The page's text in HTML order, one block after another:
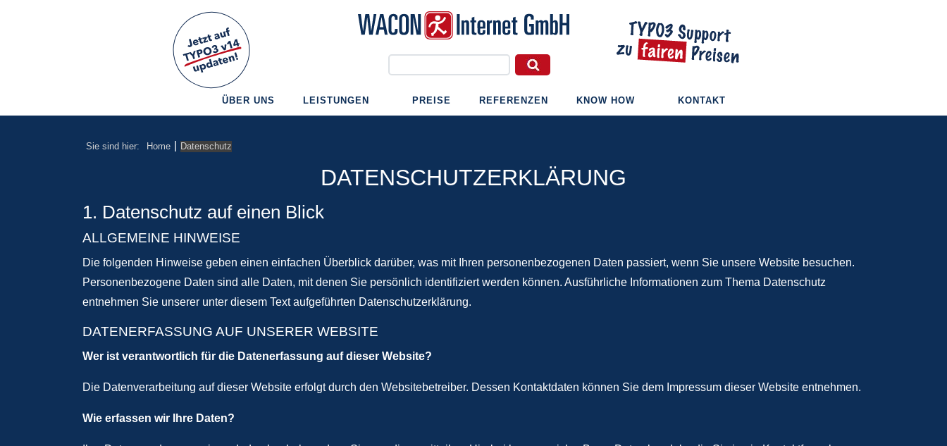
ÜBER UNS LEISTUNGEN PREISE REFERENZEN KNOW HOW KONTAKT
Sie sind hier: Home Datenschutz
DATENSCHUTZERKLÄRUNG
1. Datenschutz auf einen Blick
ALLGEMEINE HINWEISE
Die folgenden Hinweise geben einen einfachen Überblick darüber, was mit Ihren personenbezogenen Daten passiert, wenn Sie unsere Website besuchen.
Personenbezogene Daten sind alle Daten, mit denen Sie persönlich identifiziert werden können. Ausführliche Informationen zum Thema Datenschutz
entnehmen Sie unserer unter diesem Text aufgeführten Datenschutzerklärung.
DATENERFASSUNG AUF UNSERER WEBSITE
Wer ist verantwortlich für die Datenerfassung auf dieser Website?
Die Datenverarbeitung auf dieser Website erfolgt durch den Websitebetreiber. Dessen Kontaktdaten können Sie dem Impressum dieser Website entnehmen.
Wie erfassen wir Ihre Daten?